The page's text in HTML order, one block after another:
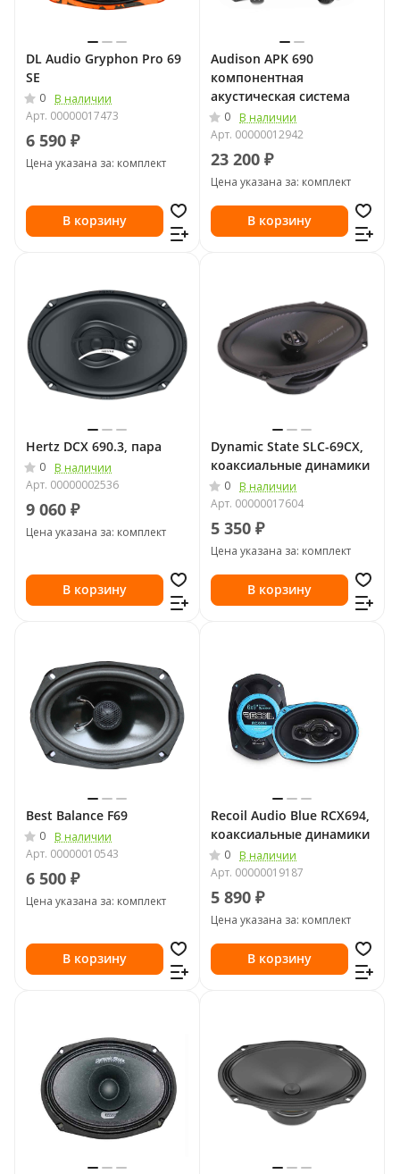
DL Audio Gryphon Pro 69
SE
0
В наличии
Арт. 00000017473
6 590 ₽
Цена указана за: комплект
В корзину
Audison APK 690
компонентная
акустическая система
0
В наличии
Арт. 00000012942
23 200 ₽
Цена указана за: комплект
В корзину
Hertz DCX 690.3, пара
0
В наличии
Арт. 00000002536
9 060 ₽
Цена указана за: комплект
В корзину
Dynamic State SLC-69CX,
коаксиальные динамики
0
В наличии
Арт. 00000017604
5 350 ₽
Цена указана за: комплект
В корзину
Best Balance F69
0
В наличии
Арт. 00000010543
6 500 ₽
Цена указана за: комплект
В корзину
Recoil Audio Blue RCX694,
коаксиальные динамики
0
В наличии
Арт. 00000019187
5 890 ₽
Цена указана за: комплект
В корзину